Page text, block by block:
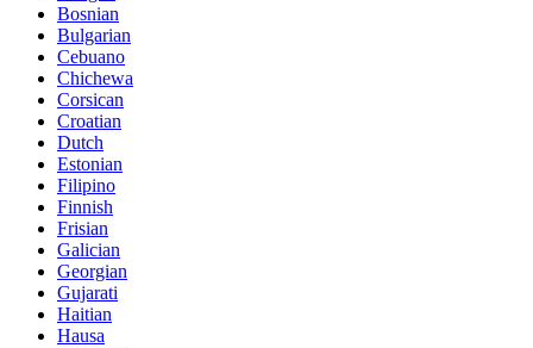
Bosnian
Bulgarian
Cebuano
Chichewa
Corsican
Croatian
Dutch
Estonian
Filipino
Finnish
Frisian
Galician
Georgian
Gujarati
Haitian
Hausa